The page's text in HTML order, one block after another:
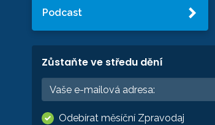
Podcast
Zůstaňte ve středu dění
Odebírat měsíční Zpravodaj